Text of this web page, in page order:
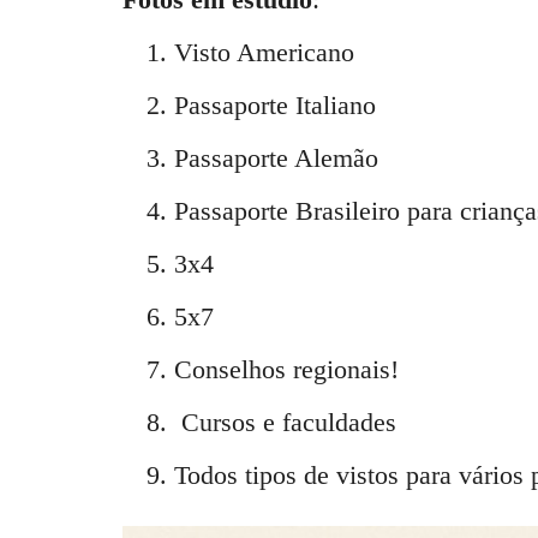
Visto Americano
Passaporte Italiano
Passaporte Alemão
Passaporte Brasileiro para
3x4
5x7
Conselhos regionais!
Cursos e faculdades
Todos tipos de vistos para vários